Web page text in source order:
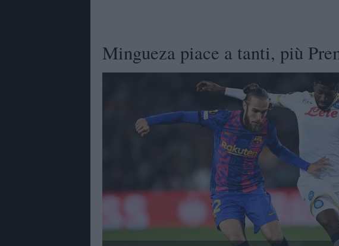
Mingueza piace a tanti, più